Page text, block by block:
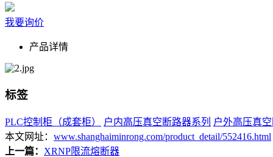
我要询价
产品详情
标签
PLC控制柜（成套柜） 户内高压真空断路器系列 户外高压真
本文网址： www.shanghaiminrong.com/product_detail/552416.html
上一篇： XRNP限流熔断器